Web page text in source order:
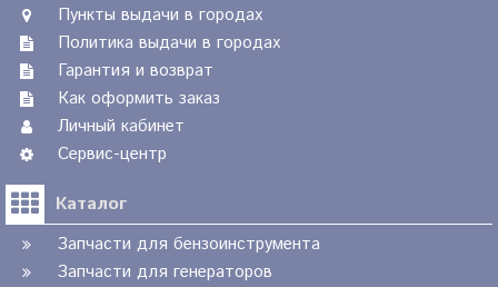
Пункты выдачи в городах
Политика выдачи в городах
Гарантия и возврат
Как оформить заказ
Личный кабинет
Сервис-центр
Каталог
Запчасти для бензоинструмента
Запчасти для генераторов